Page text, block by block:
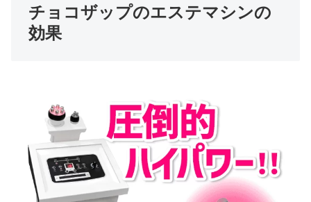
チョコザップのエステマシンの
効果